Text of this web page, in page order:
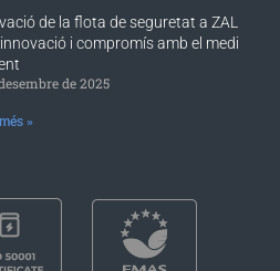
de la flota de seguretat a ZAL
i compromís amb el medi
de 2025
»